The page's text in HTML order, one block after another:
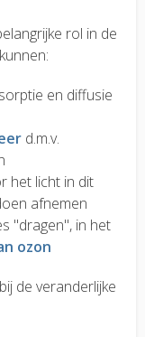
rol in de
en diffusie
d.m.v.
het licht in dit
afnemen
"dragen", in het
ozon
de veranderlijke